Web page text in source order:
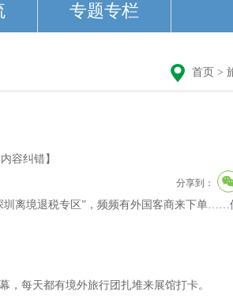
专题专栏
首页 >
内容纠错】
分享到：
离境退税专区”，频频有外国客商来下单……
每天都有境外旅行团扎堆来展馆打卡。